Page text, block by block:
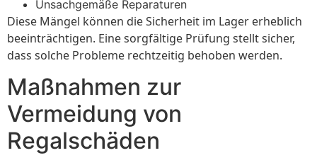
Unsachgemäße Reparaturen
Diese Mängel können die Sicherheit im Lager erheblich
beeinträchtigen. Eine sorgfältige Prüfung stellt sicher,
dass solche Probleme rechtzeitig behoben werden.
Maßnahmen zur
Vermeidung von
Regalschäden